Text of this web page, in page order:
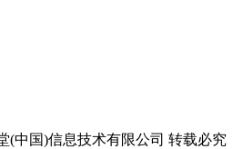
(中国)信息技术有限公司 转载必究